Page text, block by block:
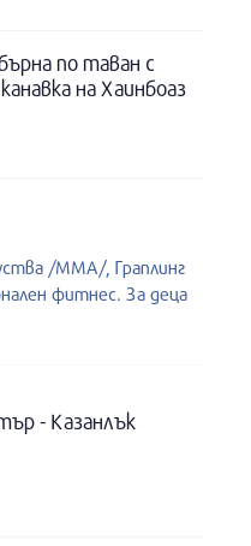
по таван с
на Хаинбоаз
/MMA/, Граплинг
фитнес. За деца
- Казанлък